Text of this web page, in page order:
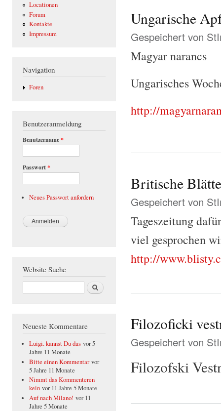
Locationen
Forum
Kontakte
Impressum
Navigation
Foren
Benutzeranmeldung
Benutzername*
Passwort*
Neues Passwort anfordern
Website Suche
Suche
Neueste Kommentare
Luigi. kannst Du das vor 5
Jahre 11 Monate
Bitte einen Kommentar vor
5 Jahre 11 Monate
Nimmt das Kommenteren
kein vor 11 Jahre 5 Monate
Auf nach Milano! vor 11
Jahre 5 Monate
Ungarische
Gespeichert von
Magyar narancs
Ungarisches
http://
Britische
Gespeichert von
Tageszeitung
viel gesprochen
http://
Filozoficki
Gespeichert von
Filozofski